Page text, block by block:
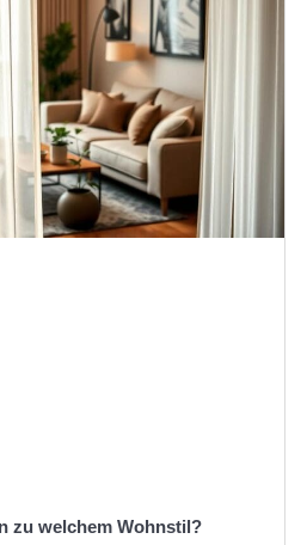
zu welchem Wohnstil?